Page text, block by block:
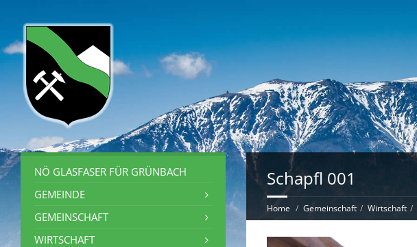
Schapfl 001
Home Gemeinschaft Wirtschaft
NÖ GLASFASER FÜR GRÜNBACH
GEMEINDE
GEMEINSCHAFT
WIRTSCHAFT